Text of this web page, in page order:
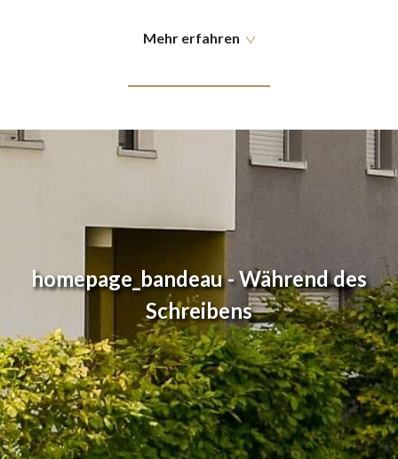
Mehr erfahren
homepage_bandeau - Während des
Schreibens